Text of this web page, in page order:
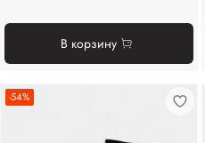
В корзину
-54%